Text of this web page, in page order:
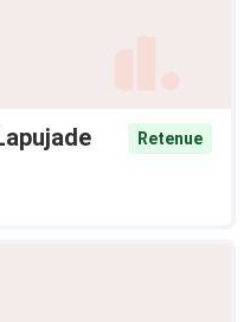
Retenue